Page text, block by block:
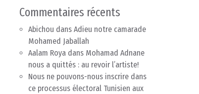
Commentaires récents
Abichou dans Adieu notre camarade
Mohamed Jaballah
Aalam Roya dans Mohamad Adnane
nous a quittés : au revoir l’artiste!
Nous ne pouvons-nous inscrire dans
ce processus électoral Tunisien aux